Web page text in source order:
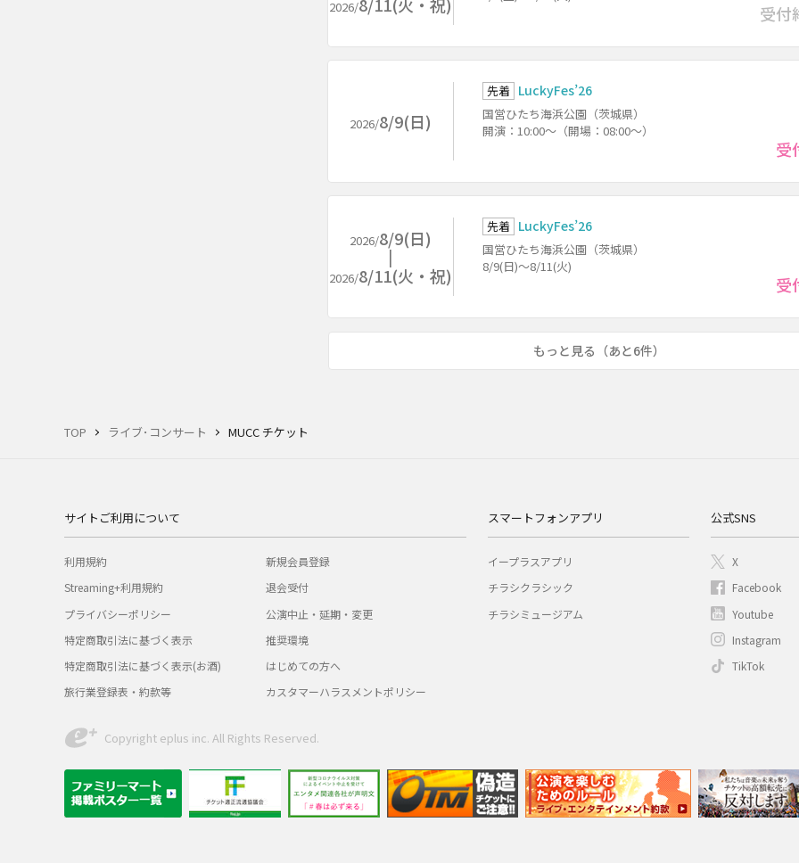
TOP ライブ･コンサート MUCC チケット
2026/ 受付
2026/8/9(日)
先着 LuckyFes’26
国営ひたち海浜公園（茨城県）
開演：10:00～（開場：08:00～）
受
2026/8/9(日)
2026/8/11(火・祝)
先着 LuckyFes’26
国営ひたち海浜公園（茨城県）
8/9(日)～8/11(火)
受
もっと見る（あと6件）
サイトご利用について
利用規約
Streaming+利用規約
プライバシーポリシー
特定商取引法に基づく表示
特定商取引法に基づく表示(お酒)
旅行業登録表・約款等
新規会員登録
退会受付
公演中止・延期・変更
推奨環境
はじめての方へ
カスタマーハラスメントポリシー
スマートフォンアプリ
イープラスアプリ
チラシクラシック
チラシミュージアム
公式SNS
X
Facebook
Youtube
Instagram
TikTok
Copyright eplus inc. All Rights Reserved.